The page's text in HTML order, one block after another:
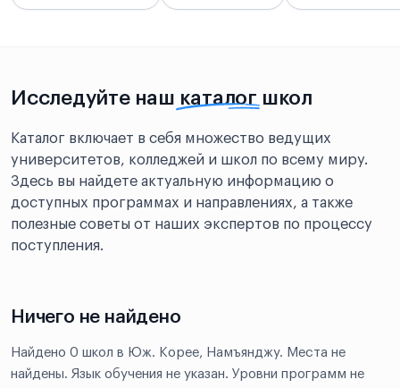
Исследуйте наш каталог школ
Каталог включает в себя множество ведущих
университетов, колледжей и школ по всему миру.
Здесь вы найдете актуальную информацию о
доступных программах и направлениях, а также
полезные советы от наших экспертов по процессу
поступления.
Ничего не найдено
Найдено 0 школ в Юж. Корее, Намъянджу. Места не
найдены. Язык обучения не указан. Уровни программ не